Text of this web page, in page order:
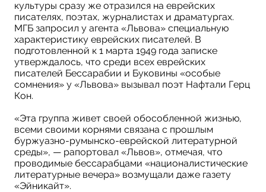
культуры сразу же отразился на еврейских
писателях, поэтах, журналистах и драматургах.
МГБ запросил у агента «Львова» специальную
характеристику еврейских писателей. В
подготовленной к 1 марта 1949 года записке
утверждалось, что среди всех еврейских
писателей Бессарабии и Буковины «особые
сомнения» у «Львова» вызывал поэт Нафтали Герц
Кон.
«Эта группа живет своей обособленной жизнью,
всеми своими корнями связана с прошлым
буржуазно-румынско-еврейской литературной
среды», — рапортовал «Львов», отмечая, что
проводимые бессарабцами «националистические
литературные вечера» возмущали даже газету
«Эйникайт».